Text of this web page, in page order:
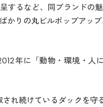
するなど、同ブランドの
かりの丸ビルポップアッ
年に「動物・環境・
され続けているダックを